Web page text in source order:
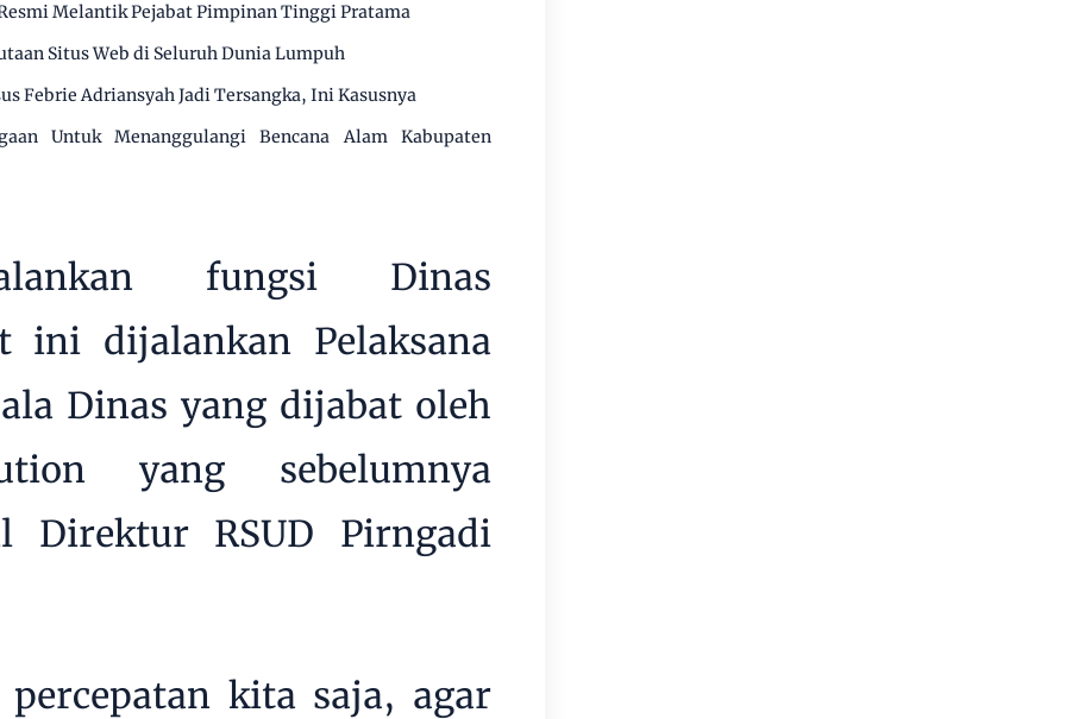
Melantik Pejabat Pimpinan Tinggi Pratama
Situs Web di Seluruh Dunia Lumpuh
Febrie Adriansyah Jadi Tersangka, Ini Kasusnya
Untuk Menanggulangi Bencana Alam Kabupaten
fungsi Dinas
ini dijalankan Pelaksana
Dinas yang dijabat oleh
yang sebelumnya
Direktur RSUD Pirngadi
kita saja, agar